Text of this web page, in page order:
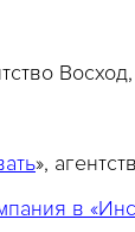
»,
в